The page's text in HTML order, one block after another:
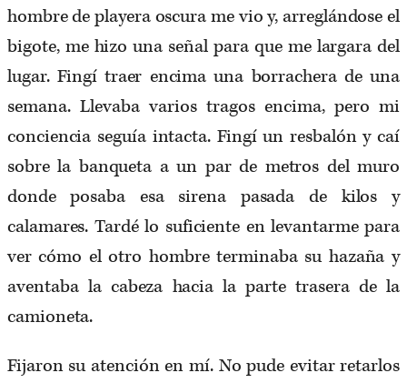
hombre de playera oscura me vio y, arreglándose el
bigote, me hizo una señal para que me largara del
lugar. Fingí traer encima una borrachera de una
semana. Llevaba varios tragos encima, pero mi
conciencia seguía intacta. Fingí un resbalón y caí
sobre la banqueta a un par de metros del muro
donde posaba esa sirena pasada de kilos y
calamares. Tardé lo suficiente en levantarme para
ver cómo el otro hombre terminaba su hazaña y
aventaba la cabeza hacia la parte trasera de la
camioneta.
Fijaron su atención en mí. No pude evitar retarlos